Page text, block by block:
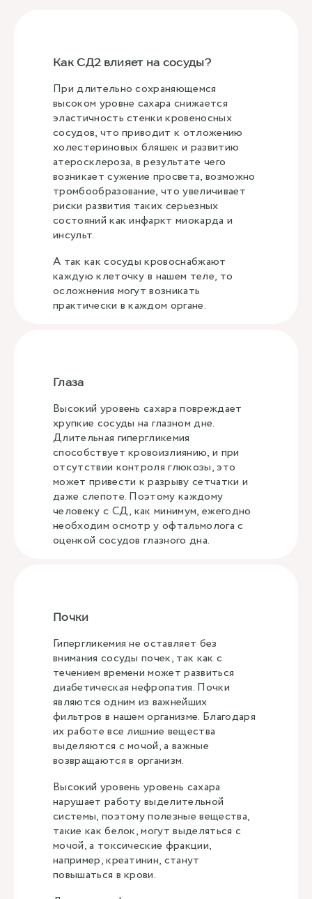
Как СД2 влияет на сосуды?
При длительно сохраняющемся
высоком уровне сахара снижается
эластичность стенки кровеносных
сосудов, что приводит к отложению
холестериновых бляшек и развитию
атеросклероза, в результате чего
возникает сужение просвета, возможно
тромбообразование, что увеличивает
риски развития таких серьезных
состояний как инфаркт миокарда и
инсульт.
А так как сосуды кровоснабжают
каждую клеточку в нашем теле, то
осложнения могут возникать
практически в каждом органе.
Глаза
Высокий уровень сахара повреждает
хрупкие сосуды на глазном дне.
Длительная гипергликемия
способствует кровоизлиянию, и при
отсутствии контроля глюкозы, это
может привести к разрыву сетчатки и
даже слепоте. Поэтому каждому
человеку с СД, как минимум, ежегодно
необходим осмотр у офтальмолога с
оценкой сосудов глазного дна.
Почки
Гипергликемия не оставляет без
внимания сосуды почек, так как с
течением времени может развиться
диабетическая нефропатия. Почки
являются одним из важнейших
фильтров в нашем организме. Благодаря
их работе все лишние вещества
выделяются с мочой, а важные
возвращаются в организм.
Высокий уровень уровень сахара
нарушает работу выделительной
системы, поэтому полезные вещества,
такие как белок, могут выделяться с
мочой, а токсические фракции,
например, креатинин, станут
повышаться в крови.